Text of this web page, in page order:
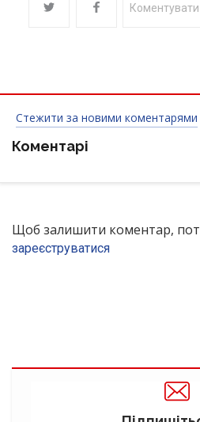
Коментувати
Стежити за новими коментарями
Коментарі
Щоб залишити коментар,
зареєструватися